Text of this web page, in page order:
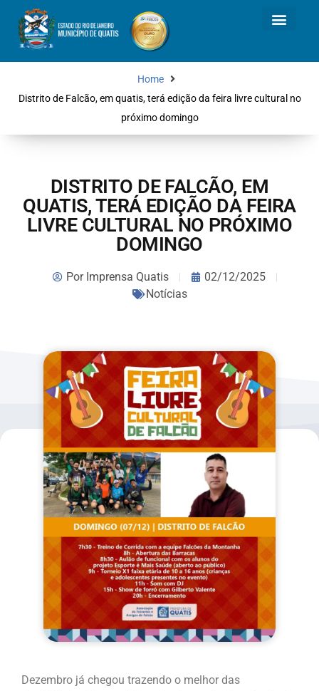
Home
Distrito de Falcão, em quatis, terá edição da feira livre cultural no
próximo domingo
DISTRITO DE FALCÃO, EM
QUATIS, TERÁ EDIÇÃO DA FEIRA
LIVRE CULTURAL NO PRÓXIMO
DOMINGO
PorImprensa Quatis
02/12/2025
Notícias
Dezembro já chegou trazendo o melhor das